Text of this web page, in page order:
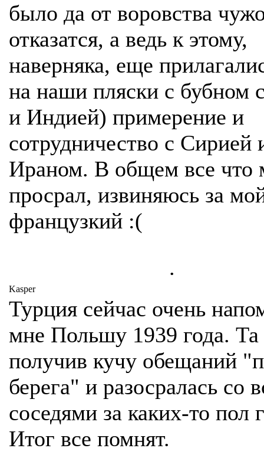
было да от воровства
отказатся, а ведь к этому,
наверняка, еще
на наши пляски с бубном
и Индией) примерение и
сотрудничество с Сирией
Ираном. В общем все что
просрал, извиняюсь за
французкий :(
.
Kasper
Турция сейчас очень
мне Польшу 1939 года. Та
получив кучу обещаний
берега" и разосралась со
соседями за каких-то пол
Итог все помнят.